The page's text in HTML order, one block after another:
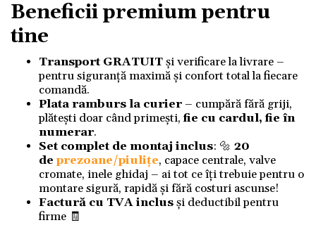
Beneficii premium pentru
tine
Transport GRATUITși verificare la livrare –
pentru siguranță maximă și confort total la fiecare
comandă.
Plata ramburs la curier– cumpără fără griji,
plătești doar când primești,fie cu cardul, fie în
numerar.
Set complet de montaj inclus: 🔩 20
deprezoane/piulițe, capace centrale, valve
cromate, inele ghidaj – ai tot ce îți trebuie pentru o
montare sigură, rapidă și fără costuri ascunse!
Factură cu TVA inclusși deductibil pentru
firme 🧾